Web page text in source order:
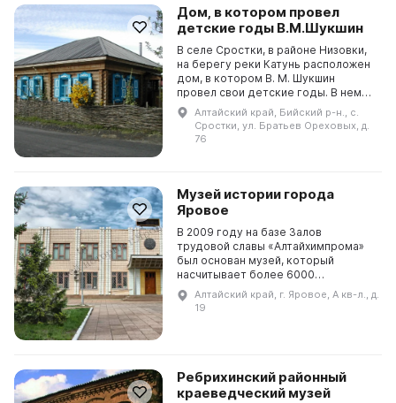
Дом, в котором провел
детские годы В.М.Шукшин
В селе Сростки, в районе Низовки,
на берегу реки Катунь расположен
дом, в котором В. М. Шукшин
провел свои детские годы. В нем
располагается экспозиция
«Далекие зимние вечера»,
посвященная периоду 40–...
Алтайский край, Бийский р-н., с.
Сростки, ул. Братьев Ореховых, д.
76
Музей истории города
Яровое
В 2009 году на базе Залов
трудовой славы «Алтайхимпрома»
был основан музей, который
насчитывает более 6000
экспонатов. В 2021 году для
посетителей были организованы
Алтайский край, г. Яровое, А кв-л., д.
19
Ребрихинский районный
краеведческий музей